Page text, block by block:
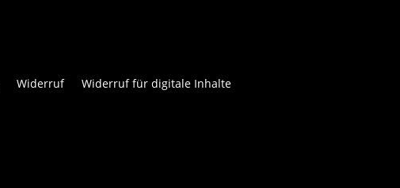
Widerruf Widerruf für digitale Inhalte